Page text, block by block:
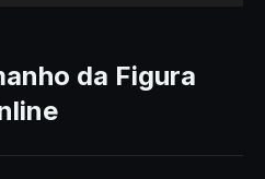
da Figura